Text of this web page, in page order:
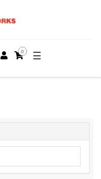
0 ☰